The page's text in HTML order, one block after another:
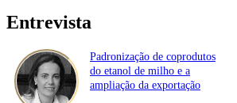
Entrevista
Padronização de coprodutos
do etanol de milho e a
ampliação da exportação